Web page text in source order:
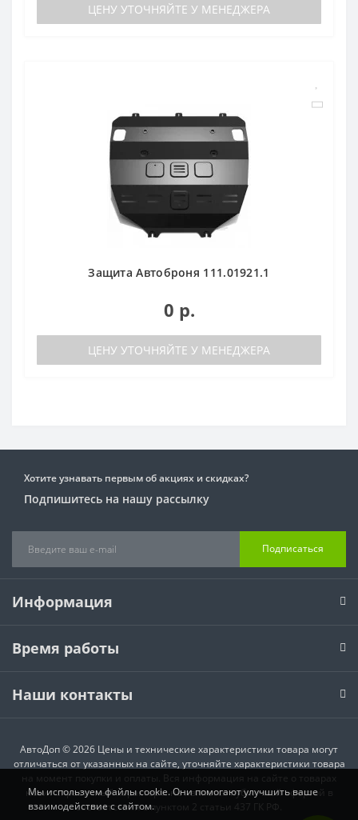
ЦЕНУ УТОЧНЯЙТЕ У МЕНЕДЖЕРА
Защита Автоброня 111.01921.1
0 р.
ЦЕНУ УТОЧНЯЙТЕ У МЕНЕДЖЕРА
Хотите узнавать первым об акциях и скидках?
Подпишитесь на нашу рассылку
Подписаться
Информация
Время работы
Наши контакты
АвтоДоп © 2026 Цены и технические характеристики товара могут
отличаться от указанных на сайте, уточняйте характеристики товара
на момент покупки и оплаты. Вся информация на сайте о товарах
носит справочный характер и не является публичной офертой в
соответствии с пунктом 2 статьи 437 ГК РФ.
Мы используем файлы cookie. Они помогают улучшить ваше
взаимодействие с сайтом.